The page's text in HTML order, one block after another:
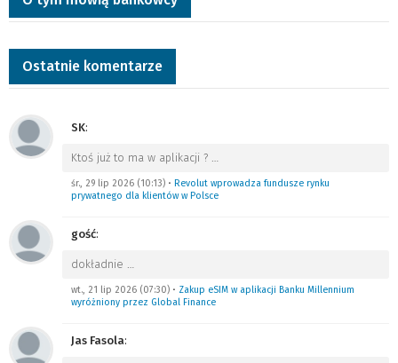
Ostatnie komentarze
SK:
Ktoś już to ma w aplikacji ? …
śr., 29 lip 2026 (10:13) • Revolut wprowadza fundusze rynku
prywatnego dla klientów w Polsce
gość:
dokładnie …
wt., 21 lip 2026 (07:30) • Zakup eSIM w aplikacji Banku Millennium
wyróżniony przez Global Finance
Jas Fasola: